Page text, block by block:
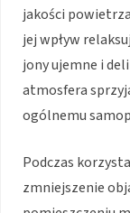
jakości
jej wpływ
jony ujemne i
atmosfera
ogólnemu
Podczas
zmniejszenie